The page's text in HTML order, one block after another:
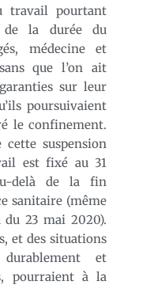
travail pourtant
de la durée du
médecine et
que l’on ait
sur leur
poursuivaient
le confinement.
suspension
est fixé au 31
delà de la fin
sanitaire (même
du 23 mai 2020).
et des situations
et
pourraient à la